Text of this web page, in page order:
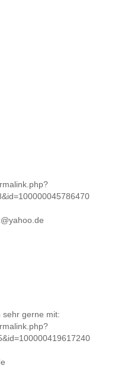
sehr gerne mit: